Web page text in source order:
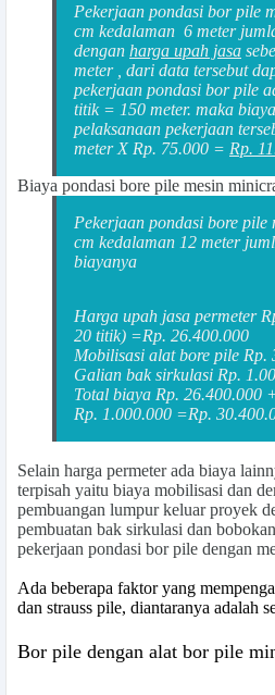
Pekerjaan pondasi bor pile
cm kedalaman 6 meter
dengan harga upah jasa
meter , dari data tersebut
pekerjaan pondasi bor pile
titik = 150 meter. maka
pelaksanaan pekerjaan
meter X Rp. 75.000 = Rp.
Biaya pondasi bore pile mesin
Pekerjaan pondasi bore pile
cm kedalaman 12 meter
biayanya
Harga upah jasa permeter
20 titik) =Rp. 26.400.000
Mobilisasi alat bore pile Rp.
Galian bak sirkulasi Rp.
Total biaya Rp. 26.400.000
Rp. 1.000.000 =Rp.
Selain harga permeterada biaya
terpisah yaitu biaya mobilisasi dan
pembuangan lumpur keluar proyek
pembuatan bak sirkulasi dan
pekerjaan pondasi bor pile dengan
Ada beberapa faktor yang
dan strauss pile, diantaranya adalah
Bor pile dengan alat bor pile